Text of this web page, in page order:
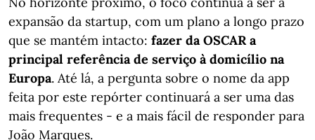
expansão da startup, com um plano a longo prazo
que se mantém intacto: fazer da OSCAR a
principal referência de serviço à domicílio na
Europa. Até lá, a pergunta sobre o nome da app
feita por este repórter continuará a ser uma das
mais frequentes - e a mais fácil de responder para
João Marques.